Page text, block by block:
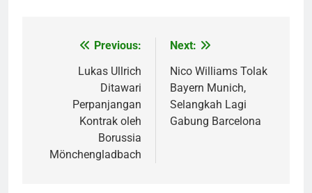
navigation
Previous:
Lukas Ullrich
Ditawari
Perpanjangan
Kontrak oleh
Borussia
Mönchengladbach
Next:
Nico Williams Tolak
Bayern Munich,
Selangkah Lagi
Gabung Barcelona